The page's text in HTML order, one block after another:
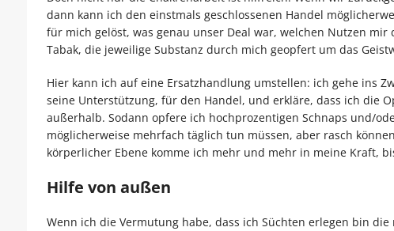
dann kann ich den einstmals geschlossenen Handel
für mich gelöst, was genau unser Deal war, welchen Nutzen
Tabak, die jeweilige Substanz durch mich geopfert um das
Hier kann ich auf eine Ersatzhandlung umstellen: ich gehe ins
seine Unterstützung, für den Handel, und erkläre, dass ich die
außerhalb. Sodann opfere ich hochprozentigen Schnaps und/
möglicherweise mehrfach täglich tun müssen, aber rasch
körperlicher Ebene komme ich mehr und mehr in meine Kraft,
Hilfe von außen
Wenn ich die Vermutung habe, dass ich Süchten erlegen bin